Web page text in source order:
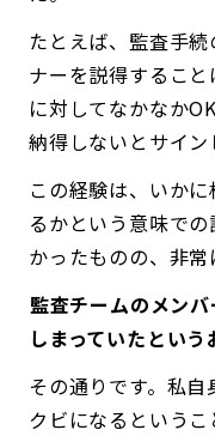
たとえば、監査手
ナーを説得するこ
に対してなかなか
納得しないとサイン
この経験は、いか
るかという意味で
かったものの、非常
――監査チームのメン
しまっていたという
その通りです。私
クビになるという